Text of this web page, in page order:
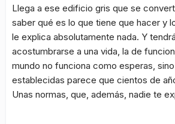
Llega a ese edificio gris que se
saber qué es lo que tiene que hacer y
le explica absolutamente nada. Y
acostumbrarse a una vida, la de
mundo no funciona como esperas,
establecidas parece que cientos de
Unas normas, que, además, nadie te